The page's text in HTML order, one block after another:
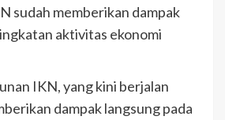
sudah memberikan dampak
aktivitas ekonomi
IKN, yang kini berjalan
dampak langsung pada